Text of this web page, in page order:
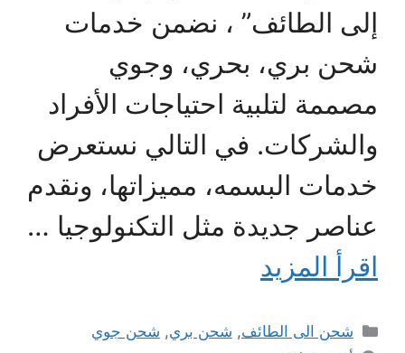
إلى الطائف” ، نضمن خدمات
شحن بري، بحري، وجوي
مصممة لتلبية احتياجات الأفراد
والشركات. في التالي نستعرض
خدمات البسمه، مميزاتها، ونقدم
عناصر جديدة مثل التكنولوجيا …
اقرأ المزيد
التصنيفات
شحن الى الطائف, شحن بري, شحن جوي